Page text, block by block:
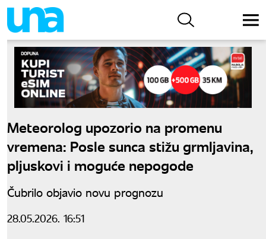
Meteorolog upozorio na promenu
vremena: Posle sunca stižu grmljavina,
pljuskovi i moguće nepogode
Čubrilo objavio novu prognozu
28.05.2026. 16:51